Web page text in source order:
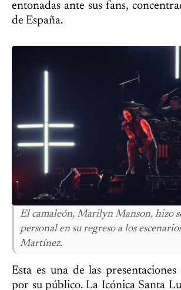
entonadas ante sus fans,
de España.
El camaleón, Marilyn Manson, hizo
personal en su regreso a los
Martínez.
Esta es una de las presentaciones
por su público. La Icónica Santa